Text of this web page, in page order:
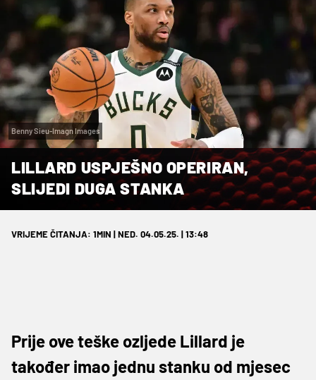
Benny Sieu-Imagn Images
LILLARD USPJEŠNO OPERIRAN,
SLIJEDI DUGA STANKA
VRIJEME ČITANJA: 1MIN | NED. 04.05.25. | 13:48
Prije ove teške ozljede Lillard je
također imao jednu stanku od mjesec